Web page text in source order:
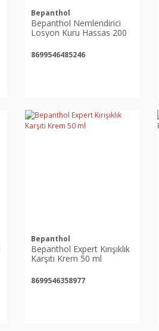
Bepanthol
Bepanthol Nemlendirici
Losyon Kuru Hassas 200
8699546485246
Bepanthol
Bepanthol Expert Kırışıklık
Karşıtı Krem 50 ml
8699546358977